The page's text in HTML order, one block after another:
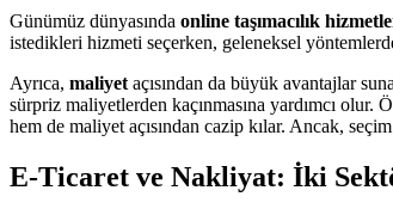
Günümüz dünyasında online taşımacılık
istedikleri hizmeti seçerken, geleneksel
Ayrıca, maliyet açısından da büyük avantajlar
sürpriz maliyetlerden kaçınmasına yardımcı olur.
hem de maliyet açısından cazip kılar. Ancak,
E-Ticaret ve Nakliyat: İki